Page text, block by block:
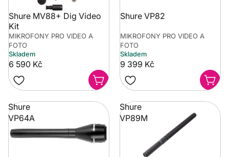
Shure MV88+ Dig Video
Kit
MIKROFONY PRO VIDEO A
FOTO
Skladem
6 590 Kč
Shure VP82
MIKROFONY PRO VIDEO A
FOTO
Skladem
9 399 Kč
Shure
VP64A
Shure
VP89M